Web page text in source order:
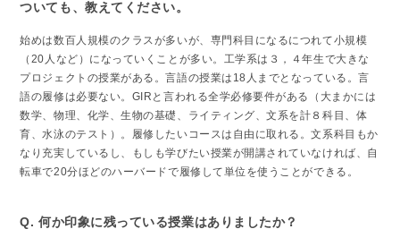
ついても、教えてください。
始めは数百人規模のクラスが多いが、専門科目になるにつれて小規模
（20人など）になっていくことが多い。工学系は３，４年生で大きな
プロジェクトの授業がある。言語の授業は18人までとなっている。言
語の履修は必要ない。GIRと言われる全学必修要件がある（大まかには
数学、物理、化学、生物の基礎、ライティング、文系を計８科目、体
育、水泳のテスト）。履修したいコースは自由に取れる。文系科目もか
なり充実しているし、もしも学びたい授業が開講されていなければ、自
転車で20分ほどのハーバードで履修して単位を使うことができる。
Q. 何か印象に残っている授業はありましたか？